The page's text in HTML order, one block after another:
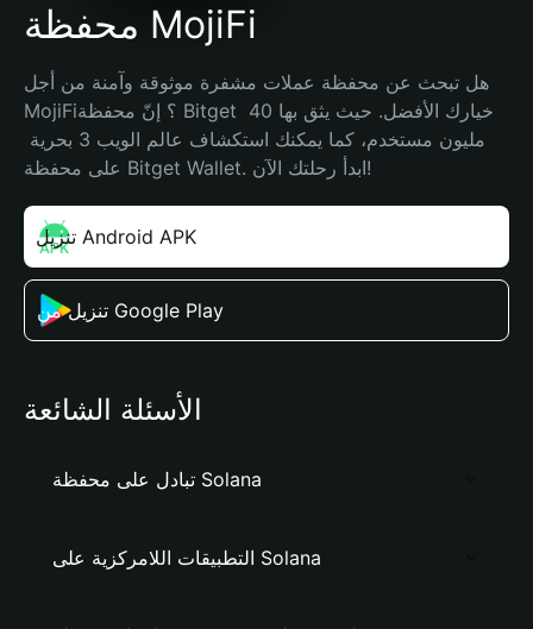
محفظة MojiFi
هل تبحث عن محفظة عملات مشفرة موثوقة وآمنة من أجل
MojiFi؟ إنّ محفظة Bitget خيارك الأفضل. حيث يثق بها 40
على محفظة Bitget Wallet. ابدأ رحلتك الآن!
تنزيل Android APK
تنزيل من Google Play
الأسئلة الشائعة
تبادل على محفظة Solana
التطبيقات اللامركزية على Solana